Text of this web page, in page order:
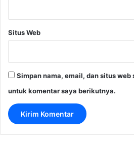
Situs Web
Simpan nama, email, dan situs web
untuk komentar saya berikutnya.